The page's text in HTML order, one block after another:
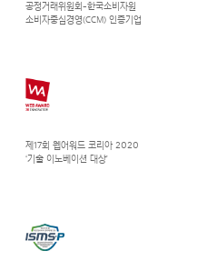
공정거래위원회-한국소비자원
소비자중심경영(CCM) 인증기업
제17회 웹어워드 코리아 2020
‘기술 이노베이션 대상’